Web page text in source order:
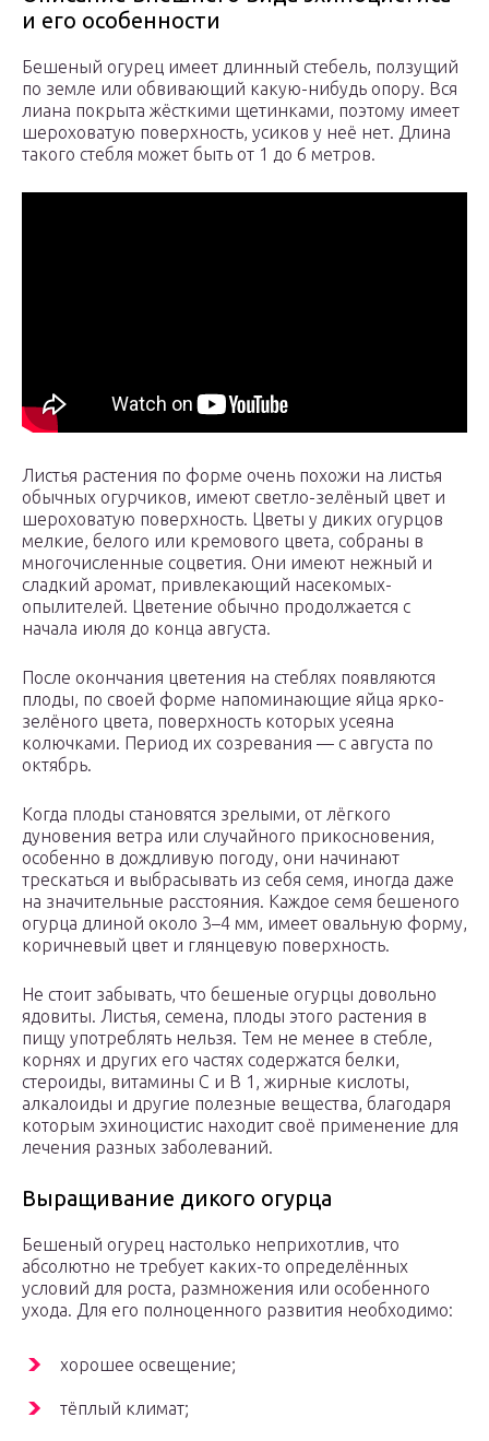
и его особенности
Бешеный огурец имеет длинный стебель, ползущий
по земле или обвивающий какую-нибудь опору. Вся
лиана покрыта жёсткими щетинками, поэтому имеет
шероховатую поверхность, усиков у неё нет. Длина
такого стебля может быть от 1 до 6 метров.
Листья растения по форме очень похожи на листья
обычных огурчиков, имеют светло-зелёный цвет и
шероховатую поверхность. Цветы у диких огурцов
мелкие, белого или кремового цвета, собраны в
многочисленные соцветия. Они имеют нежный и
сладкий аромат, привлекающий насекомых-
опылителей. Цветение обычно продолжается с
начала июля до конца августа.
После окончания цветения на стеблях появляются
плоды, по своей форме напоминающие яйца ярко-
зелёного цвета, поверхность которых усеяна
колючками. Период их созревания — с августа по
октябрь.
Когда плоды становятся зрелыми, от лёгкого
дуновения ветра или случайного прикосновения,
особенно в дождливую погоду, они начинают
трескаться и выбрасывать из себя семя, иногда даже
на значительные расстояния. Каждое семя бешеного
огурца длиной около 3–4 мм, имеет овальную форму,
коричневый цвет и глянцевую поверхность.
Не стоит забывать, что бешеные огурцы довольно
ядовиты. Листья, семена, плоды этого растения в
пищу употреблять нельзя. Тем не менее в стебле,
корнях и других его частях содержатся белки,
стероиды, витамины C и B 1, жирные кислоты,
алкалоиды и другие полезные вещества, благодаря
которым эхиноцистис находит своё применение для
лечения разных заболеваний.
Выращивание дикого огурца
Бешеный огурец настолько неприхотлив, что
абсолютно не требует каких-то определённых
условий для роста, размножения или особенного
ухода. Для его полноценного развития необходимо:
хорошее освещение;
тёплый климат;